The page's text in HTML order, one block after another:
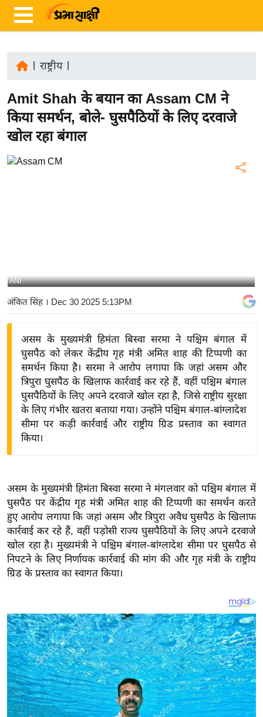
ज़ा
ख
र
रा
य
बि
ज़
द्यो
ष
ज्ञ
रा
य
ब
ज
ट
ल
क्रि
के
ट
I
P
L
राष्ट्रीय|
Amit Shah के बयान का Assam CM ने
किया समर्थन, बोले- घुसपैठियों के लिए दरवाजे
खोल रहा बंगाल
ANI
अंकित सिंह। Dec 30 2025 5:13PM
असम के मुख्यमंत्री हिमंता बिस्वा सरमा ने पश्चिम बंगाल में
घुसपैठ को लेकर केंद्रीय गृह मंत्री अमित शाह की टिप्पणी का
समर्थन किया है। सरमा ने आरोप लगाया कि जहां असम और
त्रिपुरा घुसपैठ के खिलाफ कार्रवाई कर रहे हैं, वहीं पश्चिम बंगाल
घुसपैठियों के लिए अपने दरवाजे खोल रहा है, जिसे राष्ट्रीय सुरक्षा
के लिए गंभीर खतरा बताया गया। उन्होंने पश्चिम बंगाल-बांग्लादेश
सीमा पर कड़ी कार्रवाई और राष्ट्रीय ग्रिड प्रस्ताव का स्वागत
किया।
असम के मुख्यमंत्री हिमंता बिस्वा सरमा ने मंगलवार को पश्चिम बंगाल में
घुसपैठ पर केंद्रीय गृह मंत्री अमित शाह की टिप्पणी का समर्थन करते
हुए आरोप लगाया कि जहां असम और त्रिपुरा अवैध घुसपैठ के खिलाफ
कार्रवाई कर रहे हैं, वहीं पड़ोसी राज्य घुसपैठियों के लिए अपने दरवाजे
खोल रहा है। मुख्यमंत्री ने पश्चिम बंगाल-बांग्लादेश सीमा पर घुसपैठ से
निपटने के लिए निर्णायक कार्रवाई की मांग की और गृह मंत्री के राष्ट्रीय
ग्रिड के प्रस्ताव का स्वागत किया।